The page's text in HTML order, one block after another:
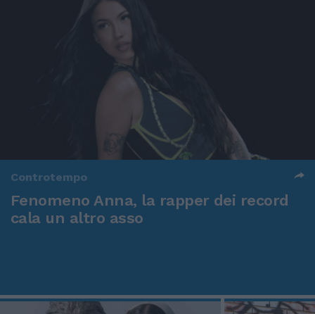
Controtempo
Fenomeno Anna, la rapper dei record
cala un altro asso